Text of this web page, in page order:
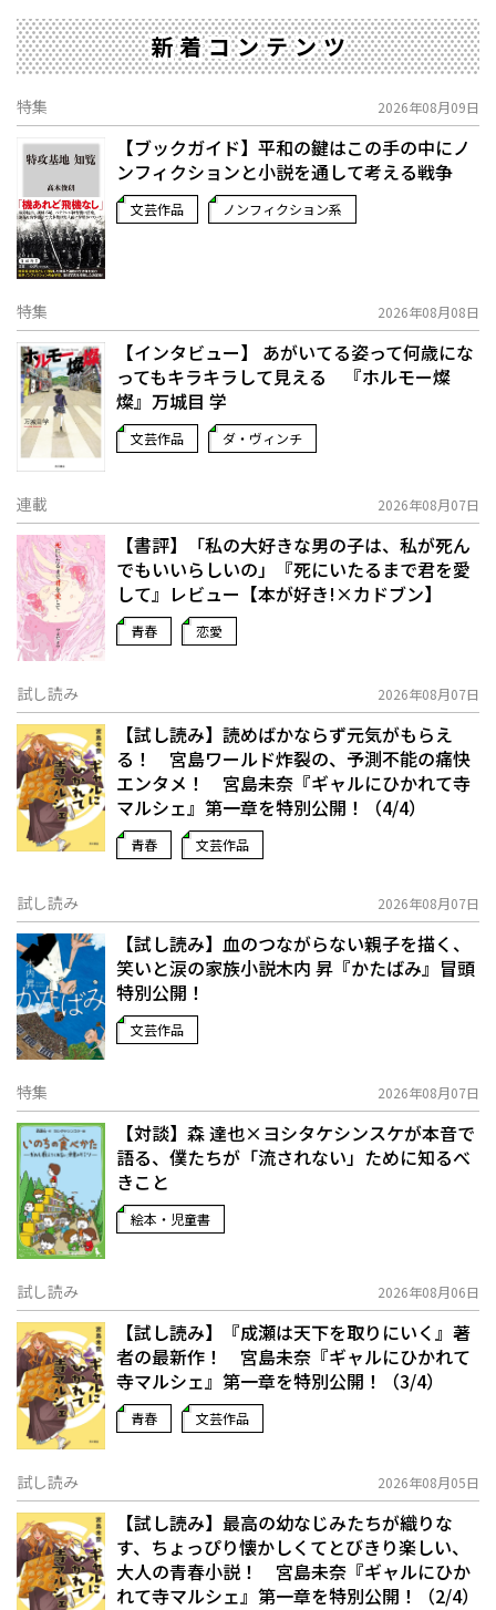
新着コンテンツ
特集 2026年08月09日
【ブックガイド】平和の鍵はこの手の中に――ノ
ンフィクションと小説を通して考える戦争
文芸作品 ノンフィクション系
特集 2026年08月08日
【インタビュー】 あがいてる姿って何歳にな
ってもキラキラして見える 『ホルモー燦
燦』万城目 学
文芸作品 ダ・ヴィンチ
連載 2026年08月07日
【書評】「私の大好きな男の子は、私が死ん
でもいいらしいの」――『死にいたるまで君を愛
して』レビュー【本が好き!×カドブン】
青春 恋愛
試し読み 2026年08月07日
【試し読み】読めばかならず元気がもらえ
る！ 宮島ワールド炸裂の、予測不能の痛快
エンタメ！ 宮島未奈『ギャルにひかれて寺
マルシェ』第一章を特別公開！（4/4）
青春 文芸作品
試し読み 2026年08月07日
【試し読み】血のつながらない親子を描く、
笑いと涙の家族小説――木内 昇『かたばみ』冒頭
特別公開！
文芸作品
特集 2026年08月07日
【対談】森 達也×ヨシタケシンスケが本音で
語る、僕たちが「流されない」ために知るべ
きこと
絵本・児童書
試し読み 2026年08月06日
【試し読み】『成瀬は天下を取りにいく』著
者の最新作！ 宮島未奈『ギャルにひかれて
寺マルシェ』第一章を特別公開！（3/4）
青春 文芸作品
試し読み 2026年08月05日
【試し読み】最高の幼なじみたちが織りな
す、ちょっぴり懐かしくてとびきり楽しい、
大人の青春小説！ 宮島未奈『ギャルにひか
れて寺マルシェ』第一章を特別公開！（2/4）